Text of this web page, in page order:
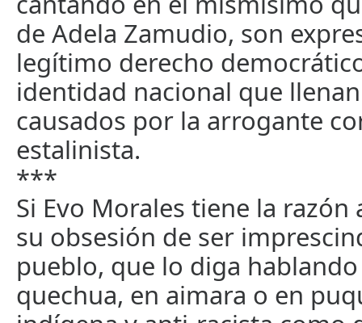
de Adela Zamudio, son
legítimo derecho
identidad nacional que
causados por la arrogante
estalinista.
***
Si Evo Morales tiene la
su obsesión de ser
pueblo, que lo diga
quechua, en aimara o en